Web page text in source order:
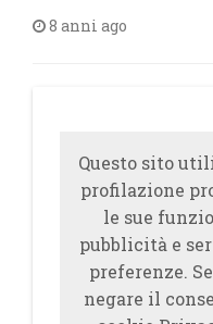
8 anni ago
Questo sito
profilazione
le sue
pubblicità e
preferenze.
negare il